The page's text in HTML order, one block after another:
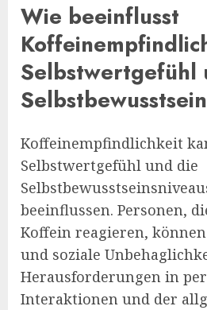
Wie beeinflusst
Selbstwertgefühl
Koffeinempfindlichkeit
Selbstwertgefühl und die
beeinflussen. Personen,
Koffein reagieren,
und soziale
Herausforderungen in
Interaktionen und der